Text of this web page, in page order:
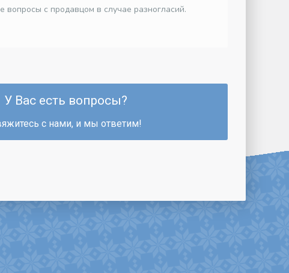
вопросы с продавцом в случае разногласий.
У Вас есть вопросы?
с нами, и мы ответим!